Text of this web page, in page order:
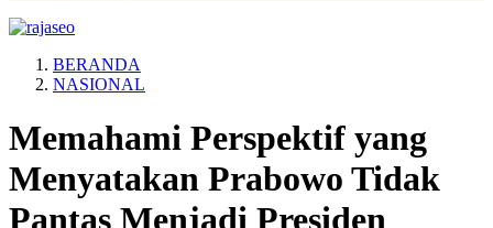
BERANDA
NASIONAL
Memahami Perspektif yang
Menyatakan Prabowo Tidak
Pantas Menjadi Presiden